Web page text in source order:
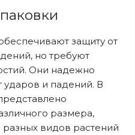
защиту от
но требуют
Они надежно
и падений. В
размера,
видов растений